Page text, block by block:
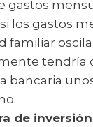
gastos
los gastos
familiar
tendría
bancaria
de inversión